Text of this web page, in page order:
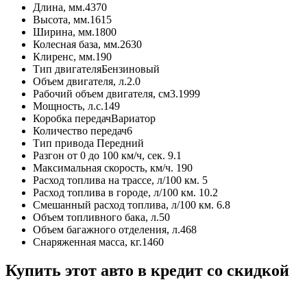
Длина, мм.4370
Высота, мм.1615
Ширина, мм.1800
Колесная база, мм.2630
Клиренс, мм.190
Тип двигателяБензиновый
Объем двигателя, л.2.0
Рабочий объем двигателя, см3.1999
Мощность, л.с.149
Коробка передачВариатор
Количество передач6
Тип привода Передний
Разгон от 0 до 100 км/ч, сек. 9.1
Максимальная скорость, км/ч. 190
Расход топлива на трассе, л/100 км. 5
Расход топлива в городе, л/100 км. 10.2
Смешанный расход топлива, л/100 км. 6.8
Объем топливного бака, л.50
Объем багажного отделения, л.468
Снаряженная масса, кг.1460
Купить этот авто в кредит со скидкой